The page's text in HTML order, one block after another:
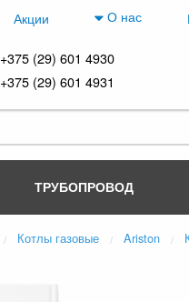
Акции О нас
+375 (29) 601 4930
+375 (29) 601 4931
ТРУБОПРОВОД
Котлы газовые Ariston